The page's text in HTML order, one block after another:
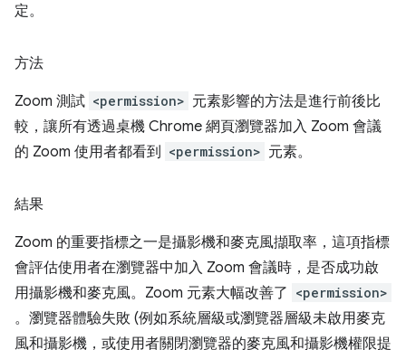
定。
方法
Zoom 測試 <permission> 元素影響的方法是進行前後比
較，讓所有透過桌機 Chrome 網頁瀏覽器加入 Zoom 會議
的 Zoom 使用者都看到 <permission> 元素。
結果
Zoom 的重要指標之一是攝影機和麥克風擷取率，這項指標
會評估使用者在瀏覽器中加入 Zoom 會議時，是否成功啟
用攝影機和麥克風。Zoom 元素大幅改善了 <permission>
。瀏覽器體驗失敗 (例如系統層級或瀏覽器層級未啟用麥克
風和攝影機，或使用者關閉瀏覽器的麥克風和攝影機權限提